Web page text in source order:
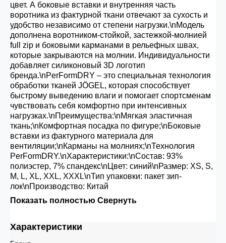
цвет. А боковые вставки и внутренняя часть
воротника из фактурной ткани отвечают за сухость и
удобство независимо от степени нагрузки.\nМодель
дополнена воротником-стойкой, застежкой-молнией
full zip и боковыми карманами в рельефных швах,
которые закрываются на молнии. Индивидуальности
добавляет силиконовый 3D логотип
бренда.\nPerFormDRY – это специальная технология
обработки тканей JÖGEL, которая способствует
быстрому выведению влаги и помогает спортсменам
чувствовать себя комфортно при интенсивных
нагрузках.\nПреимущества:\nМягкая эластичная
ткань;\nКомфортная посадка по фигуре;\nБоковые
вставки из фактурного материала для
вентиляции;\nКарманы на молниях;\nТехнология
PerFormDRY.\nХарактеристики:\nСостав: 93%
полиэстер, 7% спандекс\nЦвет: синий\nРазмер: XS, S,
M, L, XL, XXL, XXXL\nТип упаковки: пакет зип-
лок\nПроизводство: Китай
Показать полностью Свернуть
Характеристики